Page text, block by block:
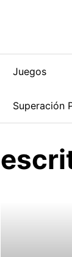
Juegos
Superación